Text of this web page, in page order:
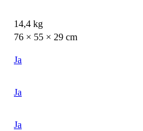
14,4 kg
76 × 55 × 29 cm
Ja
Ja
Ja